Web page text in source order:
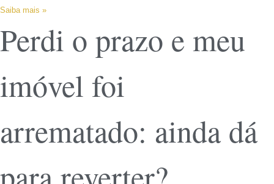
Saiba mais »
Perdi o prazo e meu
imóvel foi
arrematado: ainda dá